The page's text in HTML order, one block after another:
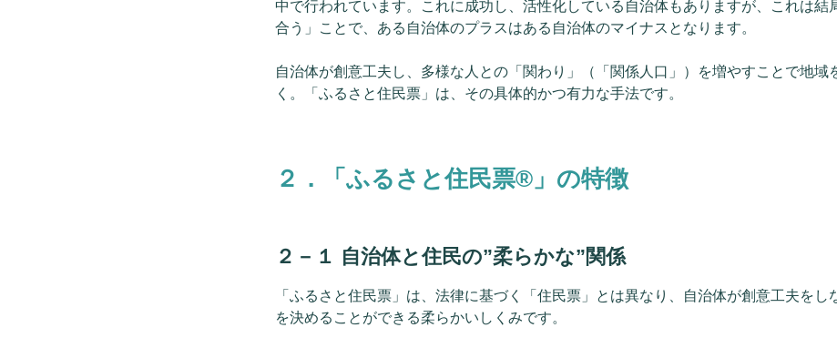
中で行われています。これに成功し、活性化している自治体もありますが、これは結
合う」ことで、ある自治体のプラスはある自治体のマイナスとなります。
自治体が創意工夫し、多様な人との「関わり」（「関係人口」）を増やすことで地域
く。「ふるさと住民票」は、その具体的かつ有力な手法です。
２．「ふるさと住民票®」の特徴
２－１ 自治体と住民の”柔らかな”関係
「ふるさと住民票」は、法律に基づく「住民票」とは異なり、自治体が創意工夫をし
を決めることができる柔らかいしくみです。